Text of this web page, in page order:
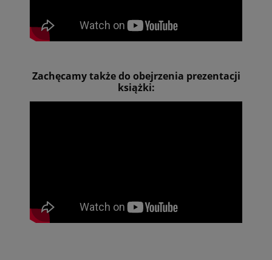
Zachęcamy także do obejrzenia prezentacji
książki: